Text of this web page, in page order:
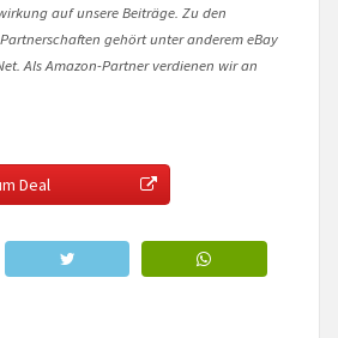
auf unsere Beiträge. Zu den
gehört unter anderem eBay
Als Amazon-Partner verdienen wir an
Deal